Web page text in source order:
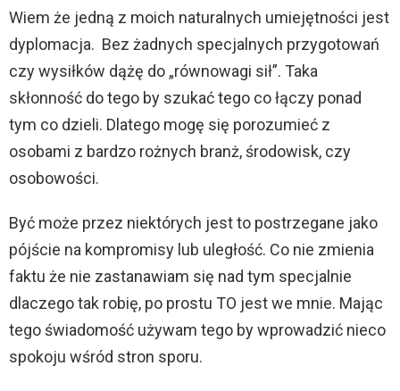
t
w
a
r
z
a
c
p
l
i
k
ó
w
Wiem że jedną z moich naturalnych umiejętności jest
dyplomacja. Bez żadnych specjalnych przygotowań
czy wysiłków dążę do „równowagi sił”. Taka
skłonność do tego by szukać tego co łączy ponad
tym co dzieli. Dlatego mogę się porozumieć z
osobami z bardzo rożnych branż, środowisk, czy
osobowości.
Być może przez niektórych jest to postrzegane jako
pójście na kompromisy lub uległość. Co nie zmienia
faktu że nie zastanawiam się nad tym specjalnie
dlaczego tak robię, po prostu TO jest we mnie. Mając
tego świadomość używam tego by wprowadzić nieco
spokoju wśród stron sporu.